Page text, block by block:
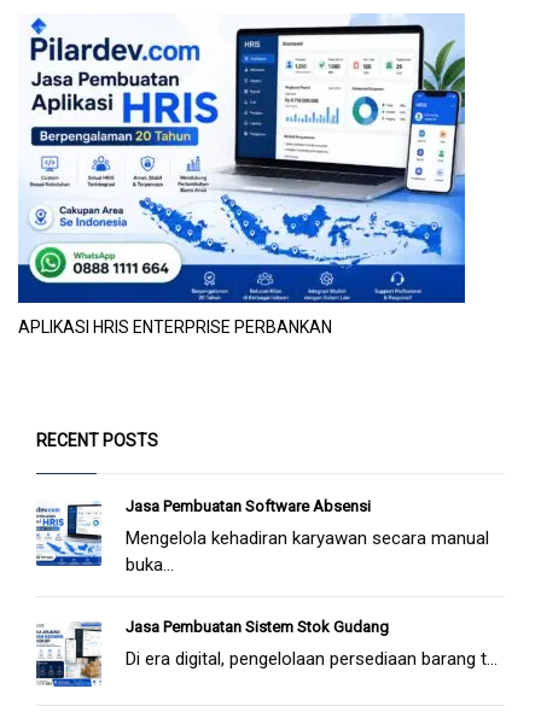
APLIKASI HRIS ENTERPRISE PERBANKAN
RECENT POSTS
Jasa Pembuatan Software Absensi
Mengelola kehadiran karyawan secara manual
buka...
Jasa Pembuatan Sistem Stok Gudang
Di era digital, pengelolaan persediaan barang t...